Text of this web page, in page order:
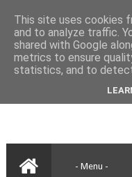
This site uses cookies
and to analyze traffic.
shared with Google
metrics to ensure
statistics, and to